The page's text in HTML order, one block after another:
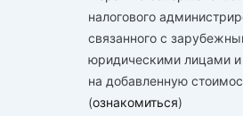
налогового
связанного с
юридическими лицами и
на добавленную
(ознакомиться)